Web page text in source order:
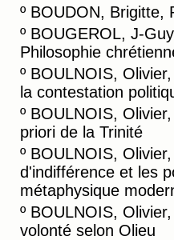
º BOUDON, Brigitte,
º BOUGEROL, J-
Philosophie
º BOULNOIS,
la contestation
º BOULNOIS,
priori de la Trinité
º BOULNOIS,
d'indifférence et les
métaphysique
º BOULNOIS,
volonté selon Olieu